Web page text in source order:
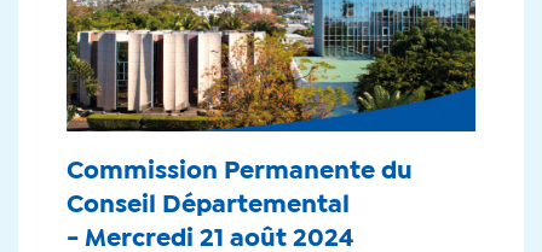
Commission Permanente du
Conseil Départemental
- Mercredi 21 août 2024